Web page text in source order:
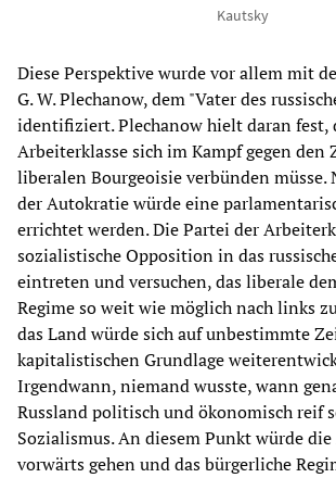
Kautsky
Diese Perspektive wurde vor allem mit
G. W. Plechanow, dem "Vater des
identifiziert. Plechanow hielt daran fest,
Arbeiterklasse sich im Kampf gegen den
liberalen Bourgeoisie verbünden müsse.
der Autokratie würde eine
errichtet werden. Die Partei der
sozialistische Opposition in das
eintreten und versuchen, das liberale
Regime so weit wie möglich nach links
das Land würde sich auf unbestimmte
kapitalistischen Grundlage
Irgendwann, niemand wusste, wann
Russland politisch und ökonomisch reif
Sozialismus. An diesem Punkt würde
vorwärts gehen und das bürgerliche